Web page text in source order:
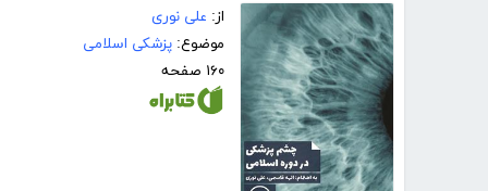
از: علی نوری
موضوع: پزشکی اسلامی
۱۶۰ صفحه